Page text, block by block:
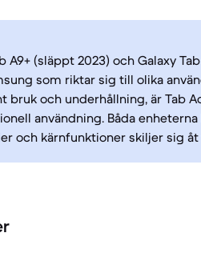
A9+ (släppt 2023) och Galaxy
som riktar sig till olika
bruk och underhållning, är Tab
användning. Båda
och kärnfunktioner skiljer sig